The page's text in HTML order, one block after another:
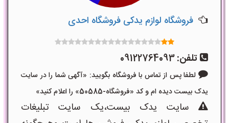
فروشگاه لوازم یدکی فروشگاه احدی
تلفن:09122764093
لطفا پس از تماس با فروشگاه بگویید: «آگهی شما را در سایت
یدک بیست دیده ام و کد «فروشگاه-50585» را اعلام کنید»
سایت یدک بیست،یک سایت تبلیغات